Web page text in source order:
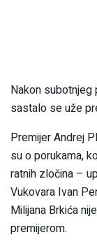
Nakon subotnjeg
sastalo se uže
Premijer Andrej
su o porukama,
ratnih zločina –
Vukovara Ivan
Milijana Brkića
premijerom.